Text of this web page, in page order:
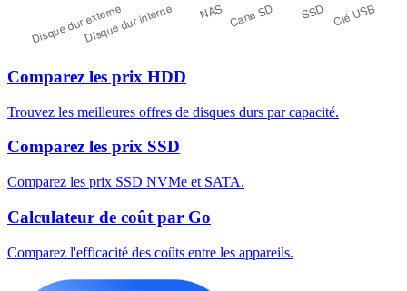
Comparez les prix HDD
Trouvez les meilleures offres de disques durs par capacité.
Comparez les prix SSD
Comparez les prix SSD NVMe et SATA.
Calculateur de coût par Go
Comparez l'efficacité des coûts entre les appareils.